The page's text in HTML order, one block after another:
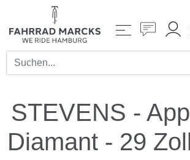
STEVENS -
Diamant - 29